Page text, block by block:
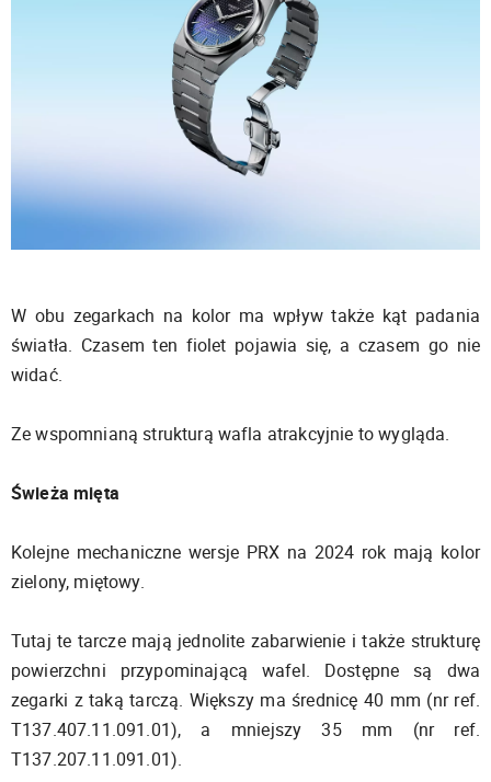
W obu zegarkach na kolor ma wpływ także kąt padania
światła. Czasem ten fiolet pojawia się, a czasem go nie
widać.
Ze wspomnianą strukturą wafla atrakcyjnie to wygląda.
Świeża mięta
Kolejne mechaniczne wersje PRX na 2024 rok mają kolor
zielony, miętowy.
Tutaj te tarcze mają jednolite zabarwienie i także strukturę
powierzchni przypominającą wafel. Dostępne są dwa
zegarki z taką tarczą. Większy ma średnicę 40 mm (nr ref.
T137.407.11.091.01), a mniejszy 35 mm (nr ref.
T137.207.11.091.01).